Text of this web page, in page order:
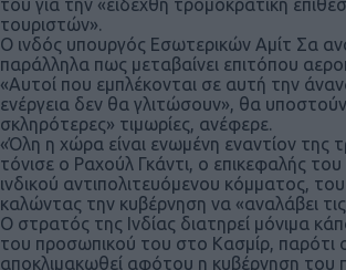
του για την «ειδεχθή τρομοκρατική
τουριστών».
Ο ινδός υπουργός Εσωτερικών Αμίτ Σα
παράλληλα πως μεταβαίνει επιτόπου
«Αυτοί που εμπλέκονται σε αυτή την
ενέργεια δεν θα γλιτώσουν», θα υποστούν
σκληρότερες» τιμωρίες, ανέφερε.
«Όλη η χώρα είναι ενωμένη εναντίον της
τόνισε ο Ραχούλ Γκάντι, ο επικεφαλής
ινδικού αντιπολιτευόμενου κόμματος,
καλώντας την κυβέρνηση να «αναλάβει
Ο στρατός της Ινδίας διατηρεί μόνιμα
του προσωπικού του στο Κασμίρ, παρότι
αποκλιμακωθεί αφότου η κυβέρνηση του